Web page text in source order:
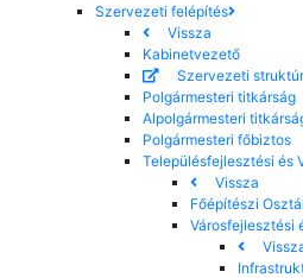
Szervezeti felépítés
Vissza
Kabinetvezető
Szervezeti
Polgármesteri titkárság
Alpolgármesteri
Polgármesteri főbiztos
Településfejlesztési és
Vissza
Főépítészi
Városfejlesztési